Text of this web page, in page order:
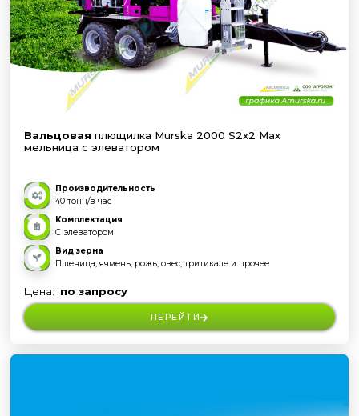
Вальцовая плющилка Murska 2000 S2x2 Max
мельница с элеватором
Производительность
40 тонн/в час
Комплектация
С элеватором
Вид зерна
Пшеница, ячмень, рожь, овес, тритикале и прочее
Цена: по запросу
ПЕРЕЙТИ